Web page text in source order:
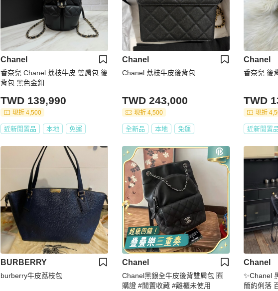
Chanel
香奈兒 Chanel 荔枝牛皮 雙肩包 後
背包 黑色金釦
TWD 139,990
現折 4,500
近新閒置品 本地 免運
Chanel
Chanel 荔枝牛皮後背包
TWD 243,000
現折 4,500
全新品 本地 免運
Chanel
香奈兒 後
TWD
現折
近新閒置
BURBERRY
burberry牛皮荔枝包
Chanel
Chanel黑銀全牛皮後背雙肩包 🈶
購證 #閒置收藏 #離櫃未使用
Chanel
✨Chanel
簡約俐落